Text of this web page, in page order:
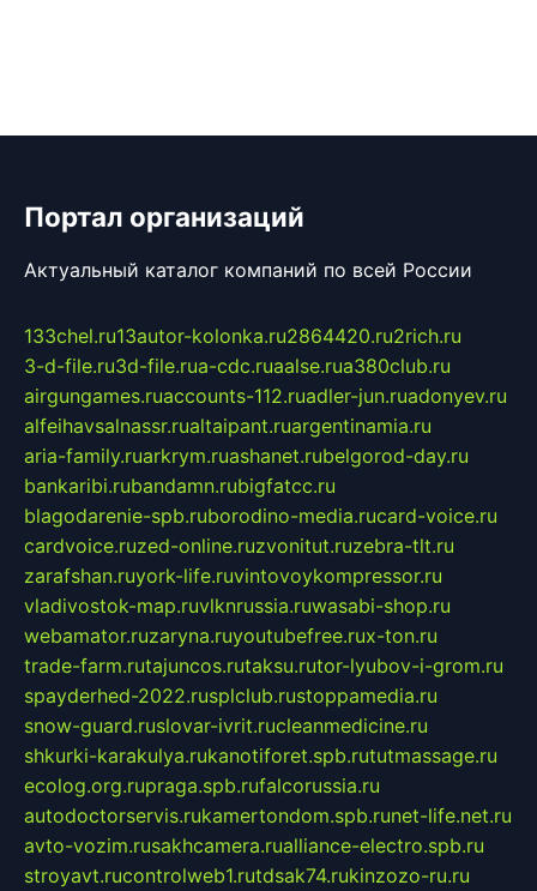
Портал организаций
Актуальный каталог компаний по всей России
133chel.ru13autor-kolonka.ru2864420.ru2rich.ru
3-d-file.ru3d-file.rua-cdc.ruaalse.rua380club.ru
airgungames.ruaccounts-112.ruadler-jun.ruadonyev.ru
alfeihavsalnassr.rualtaipant.ruargentinamia.ru
aria-family.ruarkrym.ruashanet.rubelgorod-day.ru
bankaribi.rubandamn.rubigfatcc.ru
blagodarenie-spb.ruborodino-media.rucard-voice.ru
cardvoice.ruzed-online.ruzvonitut.ruzebra-tlt.ru
zarafshan.ruyork-life.ruvintovoykompressor.ru
vladivostok-map.ruvlknrussia.ruwasabi-shop.ru
webamator.ruzaryna.ruyoutubefree.rux-ton.ru
trade-farm.rutajuncos.rutaksu.rutor-lyubov-i-grom.ru
spayderhed-2022.rusplclub.rustoppamedia.ru
snow-guard.ruslovar-ivrit.rucleanmedicine.ru
shkurki-karakulya.rukanotiforet.spb.rututmassage.ru
ecolog.org.rupraga.spb.rufalcorussia.ru
autodoctorservis.rukamertondom.spb.runet-life.net.ru
avto-vozim.rusakhcamera.rualliance-electro.spb.ru
stroyavt.rucontrolweb1.rutdsak74.rukinzozo-ru.ru